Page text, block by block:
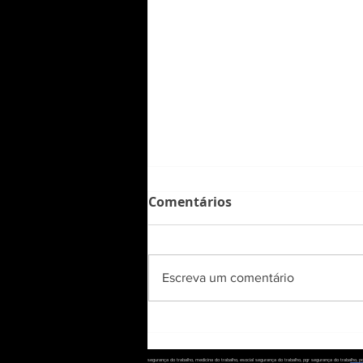
SST: como organizar suas
Comentários
Escreva um comentário
segurança do trabalho, medicina do trabalho, esocial segurança do trabalho, pgr segurança do trabalho,